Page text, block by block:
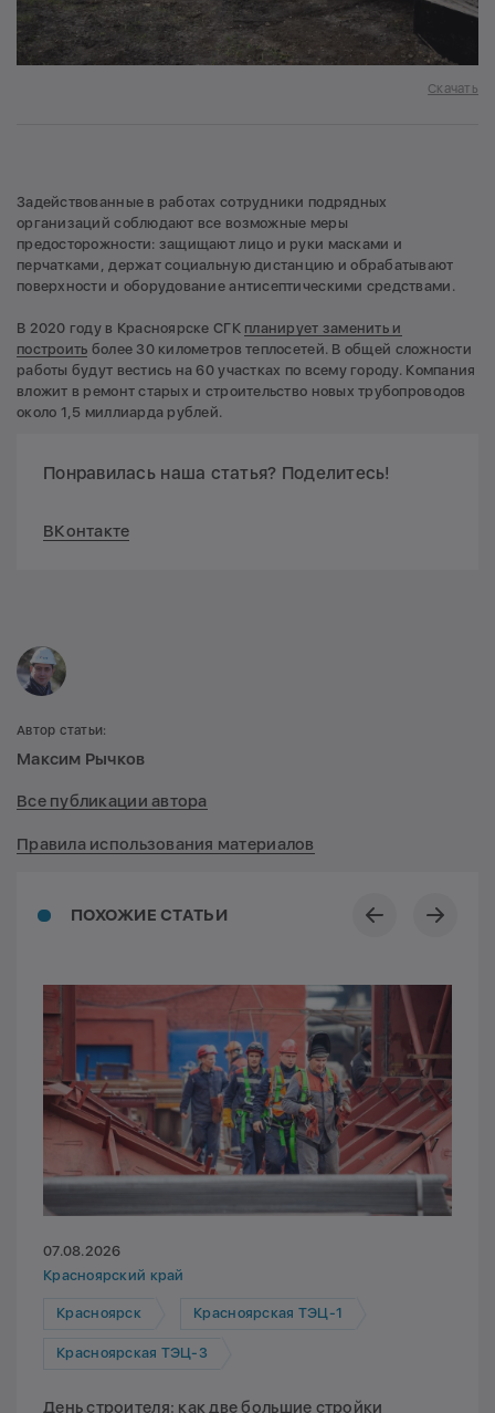
Скачать
Задействованные в работах сотрудники подрядных
организаций соблюдают все возможные меры
предосторожности: защищают лицо и руки масками и
перчатками, держат социальную дистанцию и обрабатывают
поверхности и оборудование антисептическими средствами.
В 2020 году в Красноярске СГК планирует заменить и
построить более 30 километров теплосетей. В общей сложности
работы будут вестись на 60 участках по всему городу. Компания
вложит в ремонт старых и строительство новых трубопроводов
около 1,5 миллиарда рублей.
Понравилась наша статья? Поделитесь!
ВКонтакте
ПОХОЖИЕ СТАТЬИ
07.08.2026
Красноярский край
Красноярск Красноярская ТЭЦ-1
Красноярская ТЭЦ-3
День строителя: как две большие стройки
Автор статьи:
Максим Рычков
Все публикации автора
Правила использования материалов